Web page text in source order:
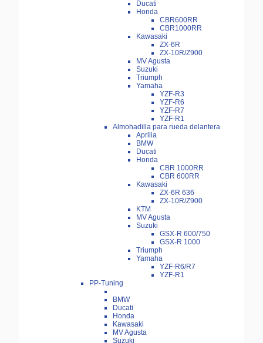
Ducati
Honda
CBR600RR
CBR1000RR
Kawasaki
ZX-6R
ZX-10R/Z900
MV Agusta
Suzuki
Triumph
Yamaha
YZF-R3
YZF-R6
YZF-R7
YZF-R1
Almohadilla para rueda delantera
Aprilia
BMW
Ducati
Honda
CBR 1000RR
CBR 600RR
Kawasaki
ZX-6R 636
ZX-10R/Z900
KTM
MV Agusta
Suzuki
GSX-R 600/750
GSX-R 1000
Triumph
Yamaha
YZF-R6/R7
YZF-R1
PP-Tuning
BMW
Ducati
Honda
Kawasaki
MV Agusta
Suzuki